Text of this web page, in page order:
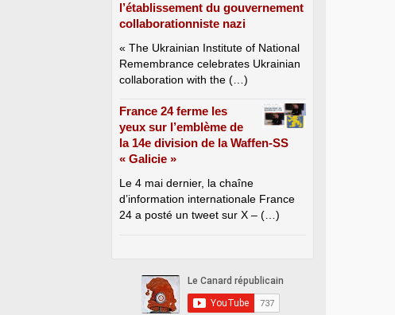
l’établissement du gouvernement
collaborationniste nazi
« The Ukrainian Institute of National
Remembrance celebrates Ukrainian
collaboration with the (…)
France 24 ferme les
yeux sur l’emblème de
la 14e division de la Waffen-SS
« Galicie »
Le 4 mai dernier, la chaîne
d’information internationale France
24 a posté un tweet sur X – (…)